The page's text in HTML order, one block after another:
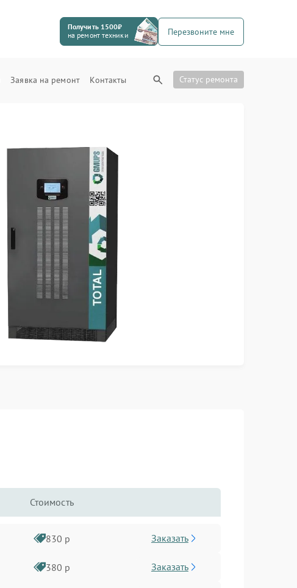
Получить 1500₽
на ремонт техники
Перезвоните мне
Заявка на ремонт Контакты Статус ремонта
Стоимость
830 р Заказать
380 р Заказать